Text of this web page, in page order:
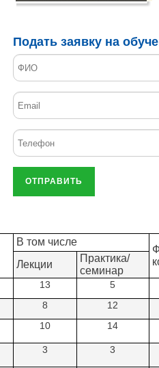
Подать заявку на
ОТПРАВИТЬ
В том числе
Лекции
Практика/
семинар
13 5
8 12
10 14
3 3